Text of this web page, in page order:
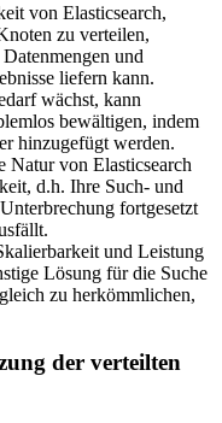
von Elasticsearch,
zu verteilen,
und
liefern kann.
wächst, kann
bewältigen, indem
hinzugefügt werden.
Natur von Elasticsearch
d.h. Ihre Such- und
fortgesetzt
und Leistung
Lösung für die Suche
zu herkömmlichen,
der verteilten